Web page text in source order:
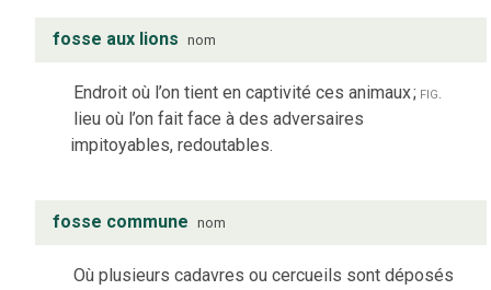
fosse aux lions nom
Endroit où l’on tient en captivité ces animaux; fig.
lieu où l’on fait face à des adversaires
impitoyables, redoutables.
fosse commune nom
Où plusieurs cadavres ou cercueils sont déposés